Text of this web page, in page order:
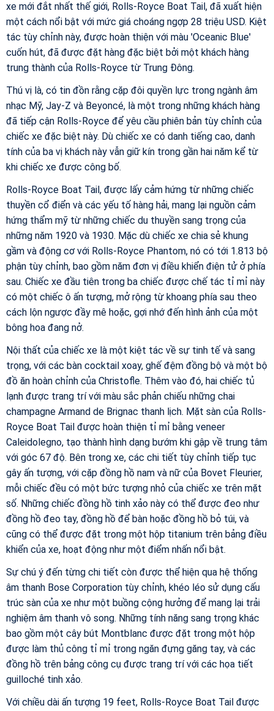
xe mới đắt nhất thế giới, Rolls-Royce Boat Tail, đã xuất hiện
một cách nổi bật với mức giá choáng ngợp 28 triệu USD. Kiệt
tác tùy chỉnh này, được hoàn thiện với màu 'Oceanic Blue'
cuốn hút, đã được đặt hàng đặc biệt bởi một khách hàng
trung thành của Rolls-Royce từ Trung Đông.
Thú vị là, có tin đồn rằng cặp đôi quyền lực trong ngành âm
nhạc Mỹ, Jay-Z và Beyoncé, là một trong những khách hàng
đã tiếp cận Rolls-Royce để yêu cầu phiên bản tùy chỉnh của
chiếc xe đặc biệt này. Dù chiếc xe có danh tiếng cao, danh
tính của ba vị khách này vẫn giữ kín trong gần hai năm kể từ
khi chiếc xe được công bố.
Rolls-Royce Boat Tail, được lấy cảm hứng từ những chiếc
thuyền cổ điển và các yếu tố hàng hải, mang lại nguồn cảm
hứng thẩm mỹ từ những chiếc du thuyền sang trọng của
những năm 1920 và 1930. Mặc dù chiếc xe chia sẻ khung
gầm và động cơ với Rolls-Royce Phantom, nó có tới 1.813 bộ
phận tùy chỉnh, bao gồm năm đơn vị điều khiển điện tử ở phía
sau. Chiếc xe đầu tiên trong ba chiếc được chế tác tỉ mỉ này
có một chiếc ô ấn tượng, mở rộng từ khoang phía sau theo
cách lộn ngược đầy mê hoặc, gợi nhớ đến hình ảnh của một
bông hoa đang nở.
Nội thất của chiếc xe là một kiệt tác về sự tinh tế và sang
trọng, với các bàn cocktail xoay, ghế đệm đồng bộ và một bộ
đồ ăn hoàn chỉnh của Christofle. Thêm vào đó, hai chiếc tủ
lạnh được trang trí với màu sắc phản chiếu những chai
champagne Armand de Brignac thanh lịch. Mặt sàn của Rolls-
Royce Boat Tail được hoàn thiện tỉ mỉ bằng veneer
Caleidolegno, tạo thành hình dạng bướm khi gập về trung tâm
với góc 67 độ. Bên trong xe, các chi tiết tùy chỉnh tiếp tục
gây ấn tượng, với cặp đồng hồ nam và nữ của Bovet Fleurier,
mỗi chiếc đều có một bức tượng nhỏ của chiếc xe trên mặt
số. Những chiếc đồng hồ tinh xảo này có thể được đeo như
đồng hồ đeo tay, đồng hồ để bàn hoặc đồng hồ bỏ túi, và
cũng có thể được đặt trong một hộp titanium trên bảng điều
khiển của xe, hoạt động như một điểm nhấn nổi bật.
Sự chú ý đến từng chi tiết còn được thể hiện qua hệ thống
âm thanh Bose Corporation tùy chỉnh, khéo léo sử dụng cấu
trúc sàn của xe như một buồng cộng hưởng để mang lại trải
nghiệm âm thanh vô song. Những tính năng sang trọng khác
bao gồm một cây bút Montblanc được đặt trong một hộp
được làm thủ công tỉ mỉ trong ngăn đựng găng tay, và các
đồng hồ trên bảng công cụ được trang trí với các họa tiết
guilloché tinh xảo.
Với chiều dài ấn tượng 19 feet, Rolls-Royce Boat Tail được